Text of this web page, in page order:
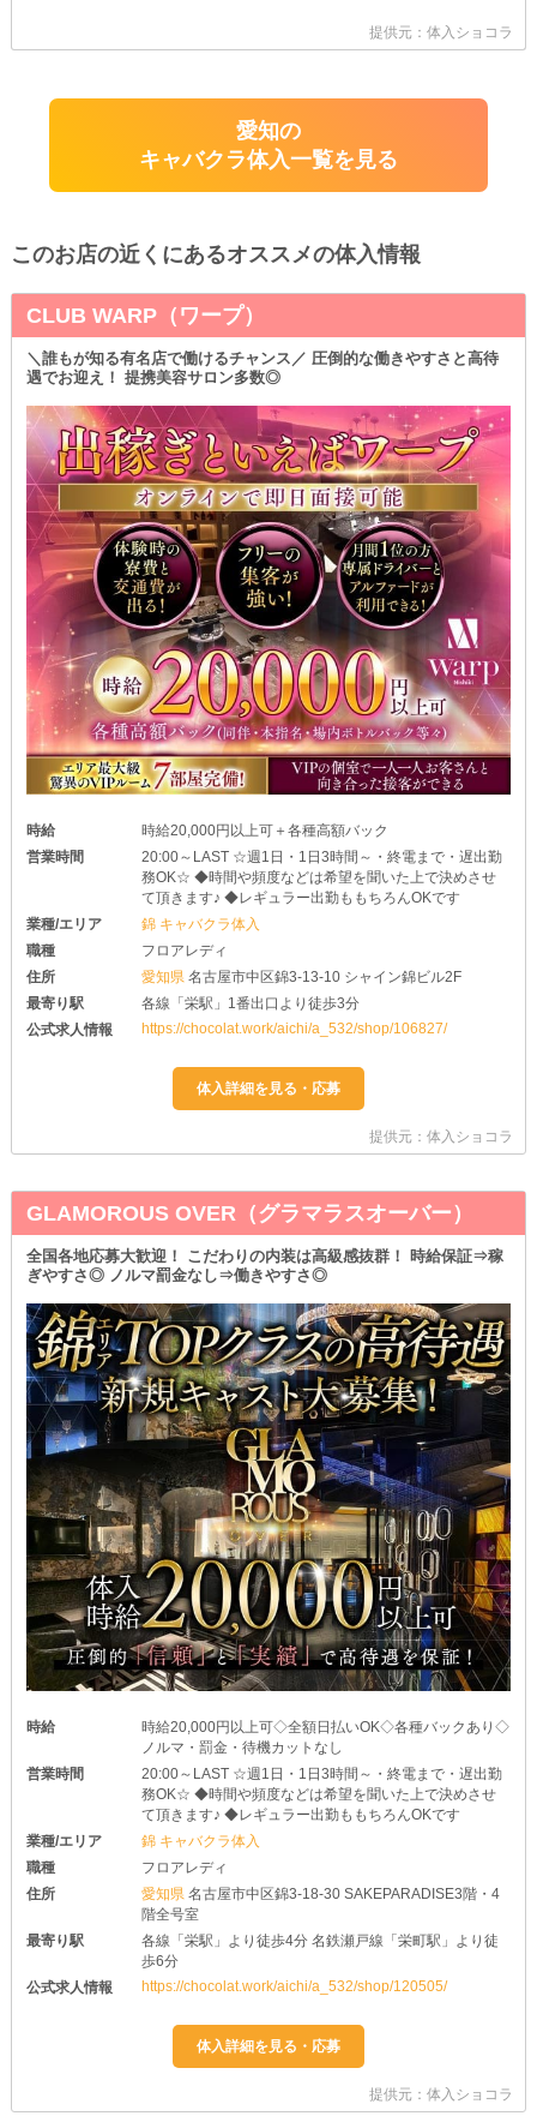
提供元：体入ショコラ
愛知の
キャバクラ体入一覧を見る
このお店の近くにあるオススメの体入情報
CLUB WARP（ワープ）
＼誰もが知る有名店で働けるチャンス／ 圧倒的な働きやすさと高待
遇でお迎え！ 提携美容サロン多数◎
時給
時給20,000円以上可＋各種高額バック
営業時間
20:00～LAST ☆週1日・1日3時間～・終電まで・遅出勤
務OK☆ ◆時間や頻度などは希望を聞いた上で決めさせ
て頂きます♪ ◆レギュラー出勤ももちろんOKです
業種/エリア
錦 キャバクラ体入
職種
フロアレディ
住所
愛知県名古屋市中区錦3-13-10 シャイン錦ビル2F
最寄り駅
各線「栄駅」1番出口より徒歩3分
公式求人情報
https://chocolat.work/aichi/a_532/shop/106827/
提供元：体入ショコラ
GLAMOROUS OVER（グラマラスオーバー）
全国各地応募大歓迎！ こだわりの内装は高級感抜群！ 時給保証⇒稼
ぎやすさ◎ ノルマ罰金なし⇒働きやすさ◎
時給
時給20,000円以上可◇全額日払いOK◇各種バックあり◇
ノルマ・罰金・待機カットなし
営業時間
20:00～LAST ☆週1日・1日3時間～・終電まで・遅出勤
務OK☆ ◆時間や頻度などは希望を聞いた上で決めさせ
て頂きます♪ ◆レギュラー出勤ももちろんOKです
業種/エリア
錦 キャバクラ体入
職種
フロアレディ
住所
愛知県名古屋市中区錦3-18-30 SAKEPARADISE3階・4
階全号室
最寄り駅
各線「栄駅」より徒歩4分 名鉄瀬戸線「栄町駅」より徒
歩6分
公式求人情報
https://chocolat.work/aichi/a_532/shop/120505/
提供元：体入ショコラ